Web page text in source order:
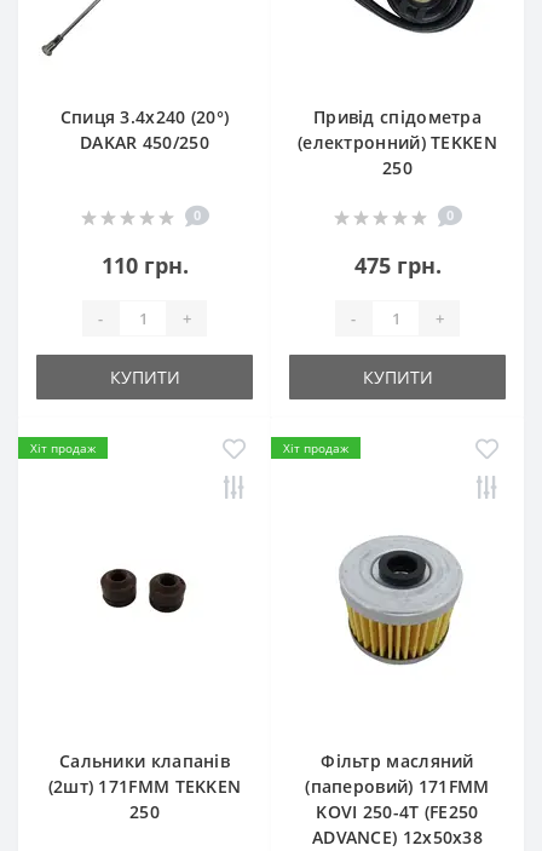
Спиця 3.4х240 (20°)
DAKAR 450/250
0
110 грн.
- +
КУПИТИ
Привід спідометра
(електронний) TEKKEN
250
0
475 грн.
- +
КУПИТИ
Хіт продаж
Сальники клапанів
(2шт) 171FMM TEKKEN
250
Хіт продаж
Фільтр масляний
(паперовий) 171FMM
KOVI 250-4T (FE250
ADVANCE) 12х50х38